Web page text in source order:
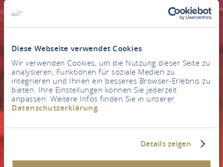
Diese Webseite verwendet Cookies
Wir verwenden Cookies, um die Nutzung dieser Seite zu
analysieren, Funktionen für soziale Medien zu
integrieren und Ihnen ein besseres Browser-Erlebnis zu
bieten. Ihre Einstellungen können Sie jederzeit
anpassen. Weitere Infos finden Sie in unserer
Datenschutzerklärung.
Details zeigen